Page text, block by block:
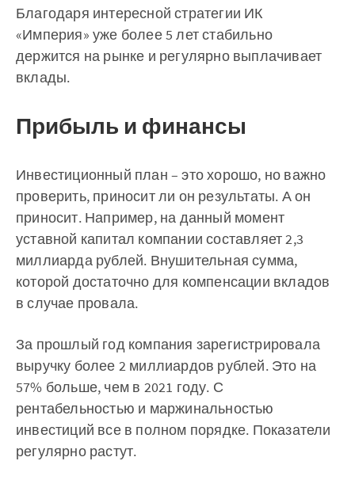
Благодаря интересной стратегии ИК
«Империя» уже более 5 лет стабильно
держится на рынке и регулярно выплачивает
вклады.
Прибыль и финансы
Инвестиционный план – это хорошо, но важно
проверить, приносит ли он результаты. А он
приносит. Например, на данный момент
уставной капитал компании составляет 2,3
миллиарда рублей. Внушительная сумма,
которой достаточно для компенсации вкладов
в случае провала.
За прошлый год компания зарегистрировала
выручку более 2 миллиардов рублей. Это на
57% больше, чем в 2021 году. С
рентабельностью и маржинальностью
инвестиций все в полном порядке. Показатели
регулярно растут.